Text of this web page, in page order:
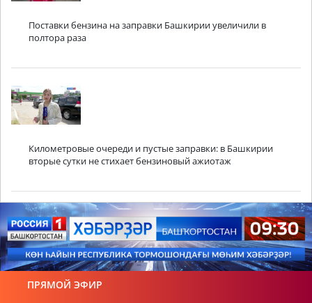
Поставки бензина на заправки Башкирии увеличили в
полтора раза
Километровые очереди и пустые заправки: в Башкирии
вторые сутки не стихает бензиновый ажиотаж
ПРЯМОЙ ЭФИР